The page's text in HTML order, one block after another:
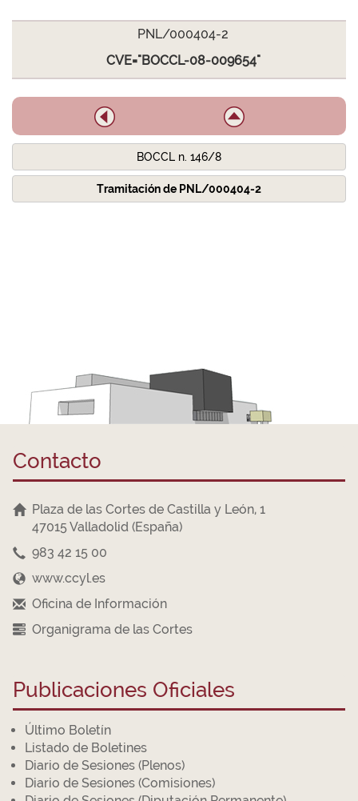
PNL/000404-2
CVE="BOCCL-08-009654"
BOCCL n. 146/8
Tramitación de PNL/000404-2
Contacto
Plaza de las Cortes de Castilla y León, 1
47015 Valladolid (España)
983 42 15 00
www.ccyl.es
Oficina de Información
Organigrama de las Cortes
Publicaciones Oficiales
Último Boletín
Listado de Boletines
Diario de Sesiones (Plenos)
Diario de Sesiones (Comisiones)